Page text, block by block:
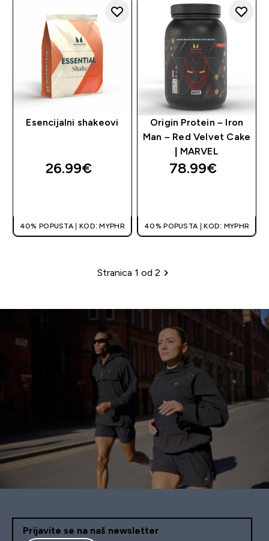
Esencijalni shakeovi
26.99€‎
40% POPUSTA | KOD: MYPHR
Origin Protein – Iron
Man – Red Velvet Cake
| MARVEL
78.99€‎
40% POPUSTA | KOD: MYPHR
Stranica
Stranica 1 od 2
Prijavite se na naš newsletter